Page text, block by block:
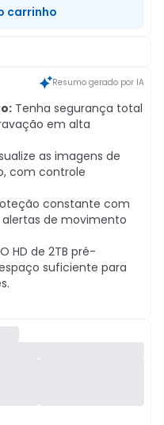
carrinho
Resumo gerado por IA
Tenha segurança total
em alta
as imagens de
com controle
constante com
de movimento
O HD de 2TB pré-
suficiente para